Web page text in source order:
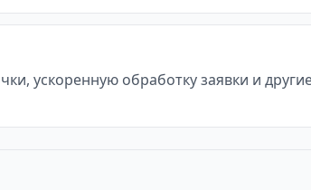
ускоренную обработку заявки и